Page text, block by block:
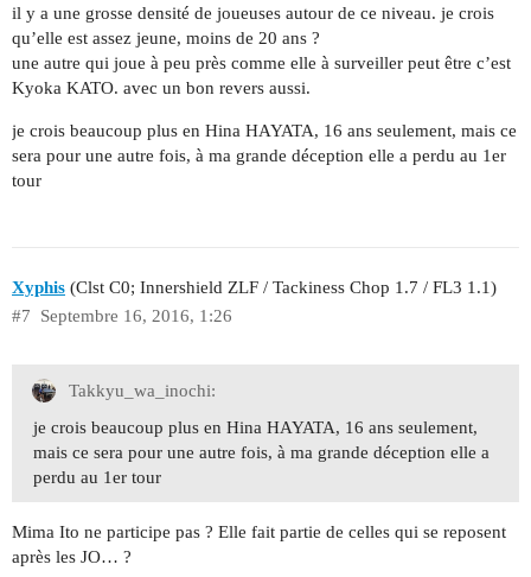
il y a une grosse densité de joueuses autour de ce niveau. je crois
qu’elle est assez jeune, moins de 20 ans ?
une autre qui joue à peu près comme elle à surveiller peut être c’est
Kyoka KATO. avec un bon revers aussi.
je crois beaucoup plus en Hina HAYATA, 16 ans seulement, mais ce
sera pour une autre fois, à ma grande déception elle a perdu au 1er
tour
Xyphis (Clst C0; Innershield ZLF / Tackiness Chop 1.7 / FL3 1.1)
Septembre 16, 2016, 1:26
#7
Takkyu_wa_inochi:
je crois beaucoup plus en Hina HAYATA, 16 ans seulement,
mais ce sera pour une autre fois, à ma grande déception elle a
perdu au 1er tour
Mima Ito ne participe pas ? Elle fait partie de celles qui se reposent
après les JO… ?